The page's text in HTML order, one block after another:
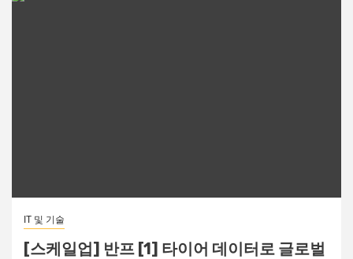
IT 및 기술
[스케일업] 반프 [1] 타이어 데이터로 글로벌